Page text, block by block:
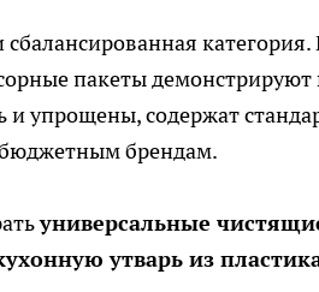
сбалансированная
пакеты
и упрощены, содержат
брендам.
универсальные
утварь из